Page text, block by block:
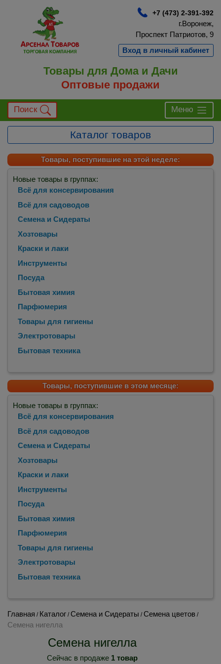
+7 (473) 2-391-392
г.Воронеж,
Проспект Патриотов, 9
Вход в личный кабинет
Товары для Дома и Дачи
Оптовые продажи
Поиск Меню
Каталог товаров
Товары, поступившие на этой неделе:
Новые товары в группах:
Всё для консервирования
Всё для садоводов
Семена и Сидераты
Хозтовары
Краски и лаки
Инструменты
Посуда
Бытовая химия
Парфюмерия
Товары для гигиены
Электротовары
Бытовая техника
Товары, поступившие в этом месяце:
Новые товары в группах:
Всё для консервирования
Всё для садоводов
Семена и Сидераты
Хозтовары
Краски и лаки
Инструменты
Посуда
Бытовая химия
Парфюмерия
Товары для гигиены
Электротовары
Бытовая техника
Главная / Каталог /Семена и Сидераты /Семена цветов /
Семена нигелла
Семена нигелла
Сейчас в продаже 1 товар